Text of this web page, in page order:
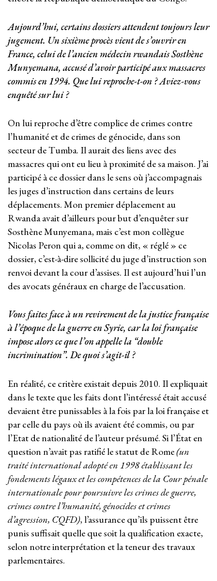
Aujourd’hui, certains dossiers attendent toujours leur
jugement. Un sixième procès vient de s’ouvrir en
France, celui de l’ancien médecin rwandais Sosthène
Munyemana, accusé d’avoir participé aux massacres
commis en 1994. Que lui reproche-t-on ? Aviez-vous
enquêté sur lui ?
On lui reproche d’être complice de crimes contre
l’humanité et de crimes de génocide, dans son
secteur de Tumba. Il aurait des liens avec des
massacres qui ont eu lieu à proximité de sa maison. J’ai
participé à ce dossier dans le sens où j’accompagnais
les juges d’instruction dans certains de leurs
déplacements. Mon premier déplacement au
Rwanda avait d’ailleurs pour but d’enquêter sur
Sosthène Munyemana, mais c’est mon collègue
Nicolas Peron qui a, comme on dit, « réglé » ce
dossier, c’est-à-dire sollicité du juge d’instruction son
renvoi devant la cour d’assises. Il est aujourd’hui l’un
des avocats généraux en charge de l’accusation.
Vous faites face à un revirement de la justice française
à l’époque de la guerre en Syrie, car la loi française
impose alors ce que l’on appelle la “double
incrimination”. De quoi s’agit-il ?
En réalité, ce critère existait depuis 2010. Il expliquait
dans le texte que les faits dont l’intéressé était accusé
devaient être punissables à la fois par la loi française et
par celle du pays où ils avaient été commis, ou par
l’Etat de nationalité de l’auteur présumé. Si l’État en
question n’avait pas ratifié le statut de Rome(un
traité international adopté en 1998 établissant les
fondements légaux et les compétences de la Cour pénale
internationale pour poursuivre les crimes de guerre,
crimes contre l’humanité, génocides et crimes
d’agression, CQFD), l’assurance qu’ils puissent être
punis suffisait quelle que soit la qualification exacte,
selon notre interprétation et la teneur des travaux
parlementaires.